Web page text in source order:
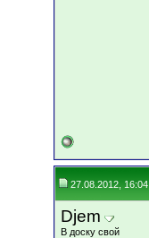
27.08.2012, 16:04
Djem
В доску свой